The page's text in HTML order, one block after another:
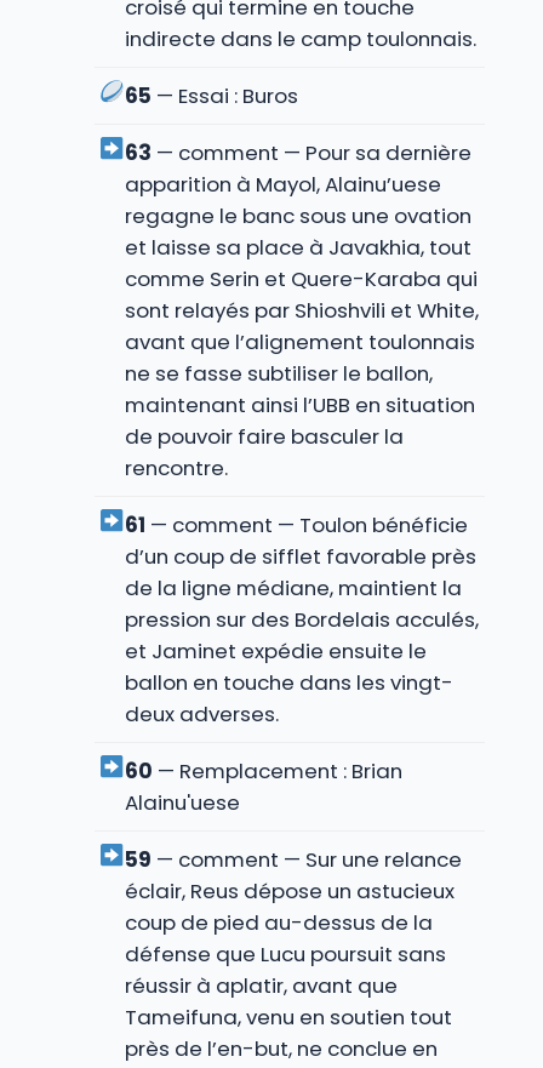
croisé qui termine en touche
indirecte dans le camp toulonnais.
65 — Essai : Buros
63 — comment — Pour sa dernière
apparition à Mayol, Alainu’uese
regagne le banc sous une ovation
et laisse sa place à Javakhia, tout
comme Serin et Quere-Karaba qui
sont relayés par Shioshvili et White,
avant que l’alignement toulonnais
ne se fasse subtiliser le ballon,
maintenant ainsi l’UBB en situation
de pouvoir faire basculer la
rencontre.
61 — comment — Toulon bénéficie
d’un coup de sifflet favorable près
de la ligne médiane, maintient la
pression sur des Bordelais acculés,
et Jaminet expédie ensuite le
ballon en touche dans les vingt-
deux adverses.
60 — Remplacement : Brian
Alainu'uese
59 — comment — Sur une relance
éclair, Reus dépose un astucieux
coup de pied au-dessus de la
défense que Lucu poursuit sans
réussir à aplatir, avant que
Tameifuna, venu en soutien tout
près de l’en-but, ne conclue en